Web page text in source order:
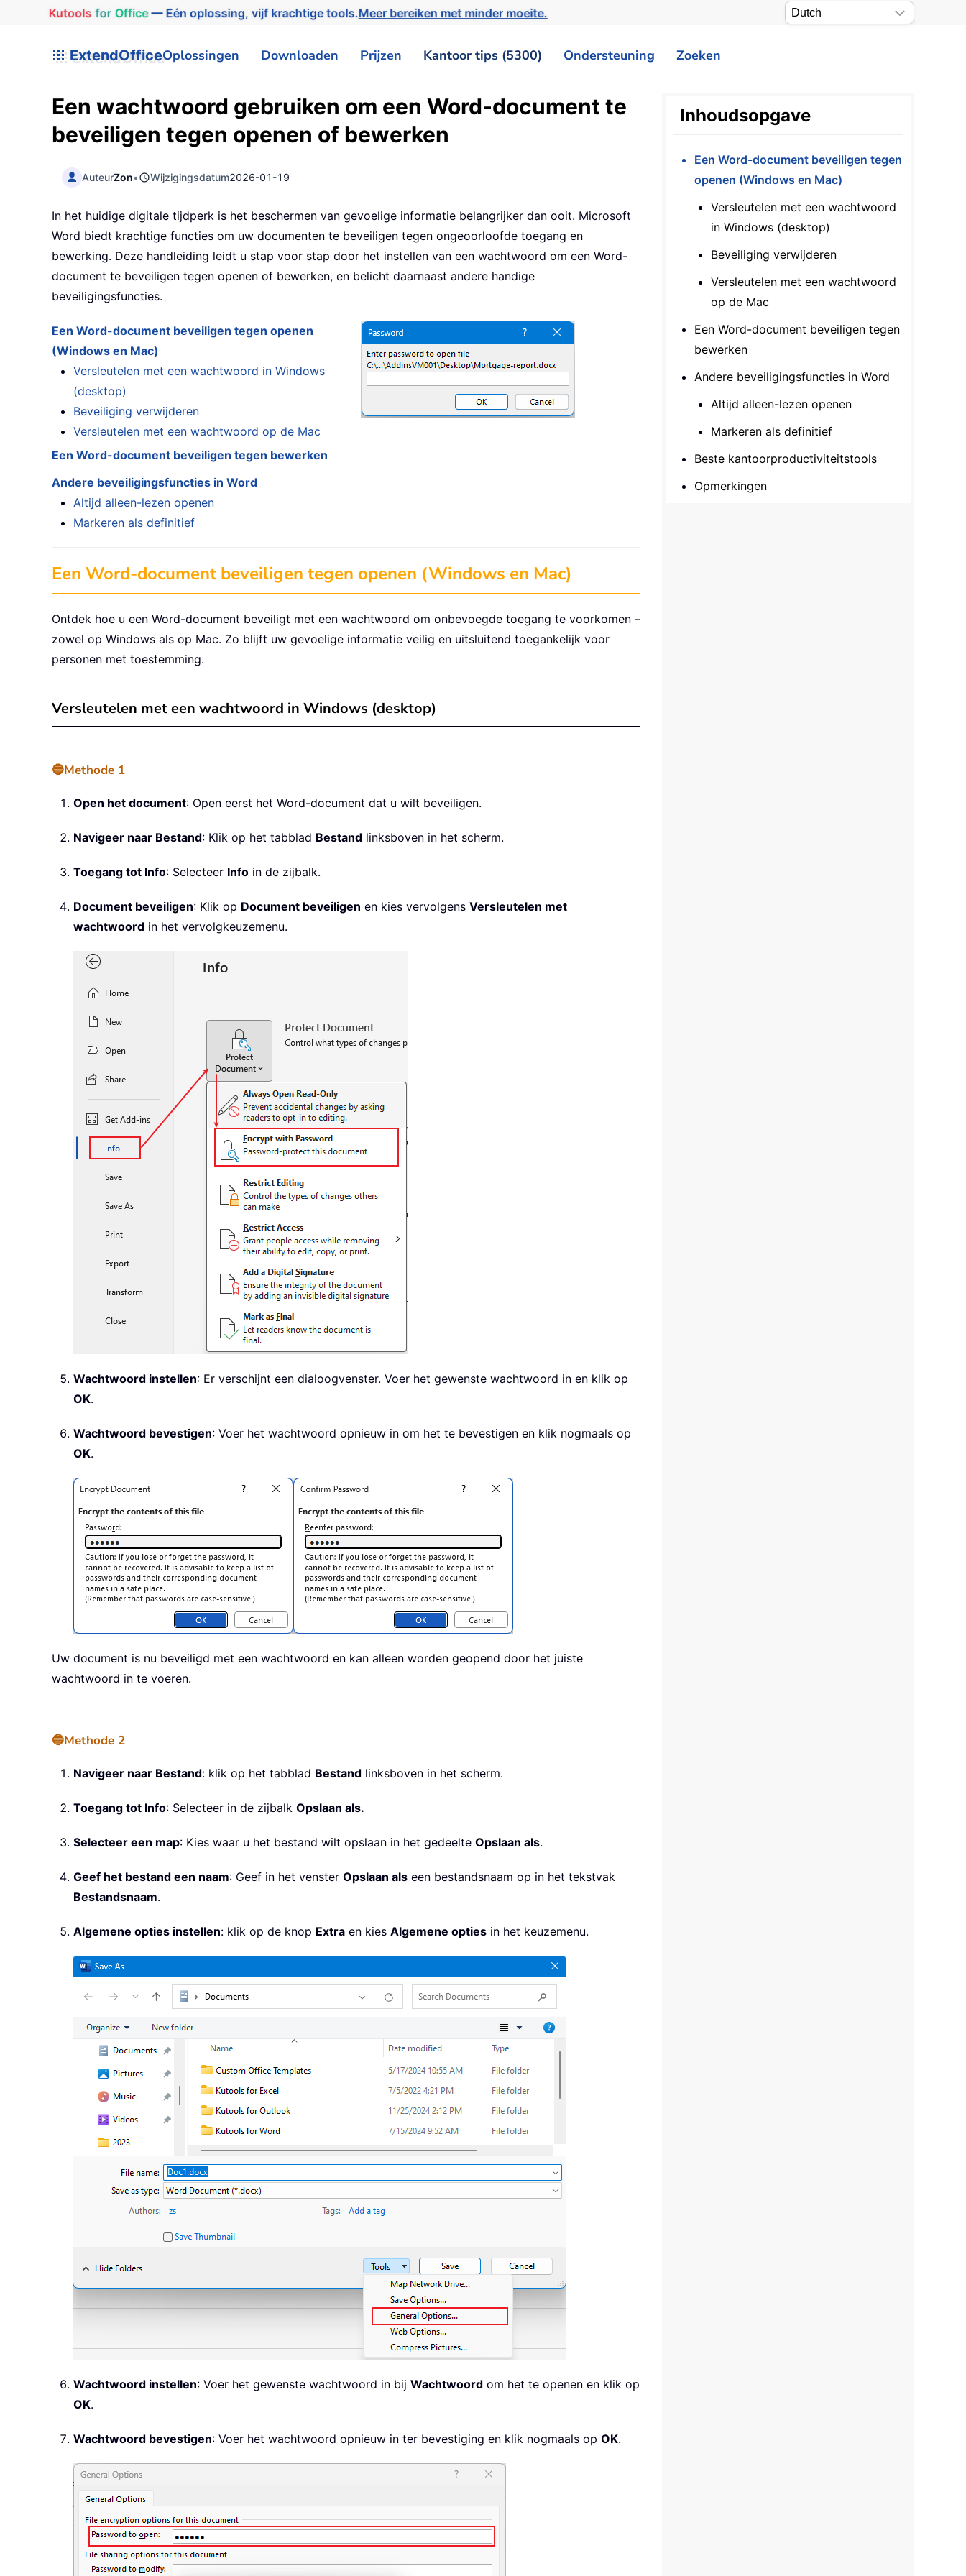
Kutools for Office— Eén oplossing, vijf krachtige tools.Meer bereiken met minder moeite.
ExtendOfficeOplossingen Downloaden Prijzen Kantoor tips (5300) Ondersteuning Zoeken
Een wachtwoord gebruiken om een Word-document te
beveiligen tegen openen of bewerken
AuteurZon• Wijzigingsdatum2026-01-19
In het huidige digitale tijdperk is het beschermen van gevoelige informatie belangrijker dan ooit. Microsoft
Word biedt krachtige functies om uw documenten te beveiligen tegen ongeoorloofde toegang en
bewerking. Deze handleiding leidt u stap voor stap door het instellen van een wachtwoord om een Word-
document te beveiligen tegen openen of bewerken, en belicht daarnaast andere handige
beveiligingsfuncties.
Een Word-document beveiligen tegen openen
(Windows en Mac)
Versleutelen met een wachtwoord in Windows
(desktop)
Beveiliging verwijderen
Versleutelen met een wachtwoord op de Mac
Een Word-document beveiligen tegen bewerken
Andere beveiligingsfuncties in Word
Altijd alleen-lezen openen
Markeren als definitief
Een Word-document beveiligen tegen openen (Windows en Mac)
Ontdek hoe u een Word-document beveiligt met een wachtwoord om onbevoegde toegang te voorkomen –
zowel op Windows als op Mac. Zo blijft uw gevoelige informatie veilig en uitsluitend toegankelijk voor
personen met toestemming.
Versleutelen met een wachtwoord in Windows (desktop)
🔵Methode 1
Open het document: Open eerst het Word-document dat u wilt beveiligen.
Navigeer naar Bestand: Klik op het tabblad Bestand linksboven in het scherm.
Toegang tot Info: Selecteer Info in de zijbalk.
Document beveiligen: Klik op Document beveiligen en kies vervolgens Versleutelen met
wachtwoord in het vervolgkeuzemenu.
Wachtwoord instellen: Er verschijnt een dialoogvenster. Voer het gewenste wachtwoord in en klik op
OK.
Wachtwoord bevestigen: Voer het wachtwoord opnieuw in om het te bevestigen en klik nogmaals op
OK.
Uw document is nu beveiligd met een wachtwoord en kan alleen worden geopend door het juiste
wachtwoord in te voeren.
🔵Methode 2
Navigeer naar Bestand: klik op het tabblad Bestand linksboven in het scherm.
Toegang tot Info: Selecteer in de zijbalk Opslaan als.
Selecteer een map: Kies waar u het bestand wilt opslaan in het gedeelte Opslaan als.
Geef het bestand een naam: Geef in het venster Opslaan als een bestandsnaam op in het tekstvak
Bestandsnaam.
Algemene opties instellen: klik op de knop Extra en kies Algemene opties in het keuzemenu.
Wachtwoord instellen: Voer het gewenste wachtwoord in bij Wachtwoord om het te openen en klik op
OK.
Wachtwoord bevestigen: Voer het wachtwoord opnieuw in ter bevestiging en klik nogmaals op OK.
Inhoudsopgave
Een Word-document beveiligen tegen
openen (Windows en Mac)
Versleutelen met een wachtwoord
in Windows (desktop)
Beveiliging verwijderen
Versleutelen met een wachtwoord
op de Mac
Een Word-document beveiligen tegen
bewerken
Andere beveiligingsfuncties in Word
Altijd alleen-lezen openen
Markeren als definitief
Beste kantoorproductiviteitstools
Opmerkingen